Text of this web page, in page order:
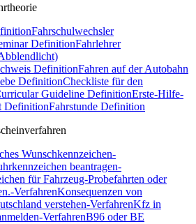
Fahrschulwechsler
DefinitionFahrlehrer
DefinitionFahren auf der Autobahn
DefinitionCheckliste für den
Guideline DefinitionErste-Hilfe-
DefinitionFahrstunde Definition
Wunschkennzeichen-
beantragen-
für Fahrzeug-Probefahrten oder
VerfahrenKonsequenzen von
verstehen-VerfahrenKfz in
VerfahrenB96 oder BE